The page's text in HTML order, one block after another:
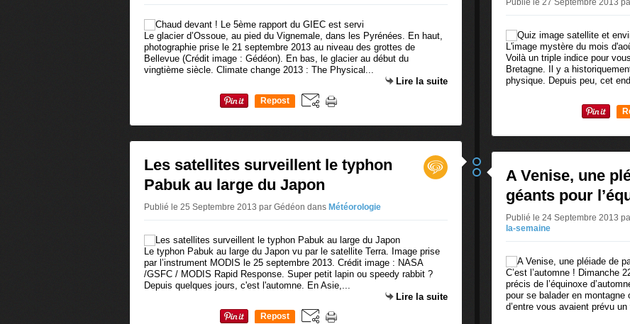
Le glacier d’Ossoue, au pied du Vignemale, dans les Pyrénées. En haut,
photographie prise le 21 septembre 2013 au niveau des grottes de
Bellevue (Crédit image : Gédéon). En bas, le glacier au début du
vingtième siècle. Climate change 2013 : The Physical...
Lire la suite
Repost
Les satellites surveillent le typhon
Pabuk au large du Japon
Publié le 25 Septembre 2013 par Gédéon dans Météorologie
Le typhon Pabuk au large du Japon vu par le satellite Terra. Image prise
par l’instrument MODIS le 25 septembre 2013. Crédit image : NASA
/GSFC / MODIS Rapid Response. Super petit lapin ou speedy rabbit ?
Depuis quelques jours, c'est l'automne. En Asie,...
Lire la suite
Repost
Publié le 27 Septembre 2013
L'image mystère du mois
Voilà un triple indice pour
Bretagne. Il y a
physique. Depuis peu, cet
A Venise, une
géants pour
Publié le 24 Septembre 2013
la-semaine
C’est l’automne ! Dimanche
précis de l’équinoxe
pour se balader en
d’entre vous avaient prévu